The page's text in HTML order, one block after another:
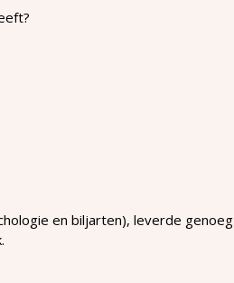
en biljarten), leverde genoeg